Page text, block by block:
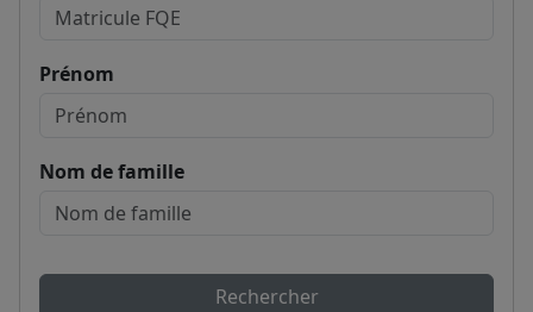
Prénom
Nom de famille
Rechercher